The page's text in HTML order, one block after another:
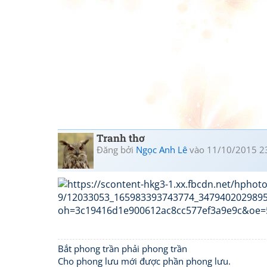
Tranh thơ
Đăng bởi Ngọc Anh Lê vào 11/10/2015
Bắt phong trần phải phong trần
Cho phong lưu mới được phần phong lưu.